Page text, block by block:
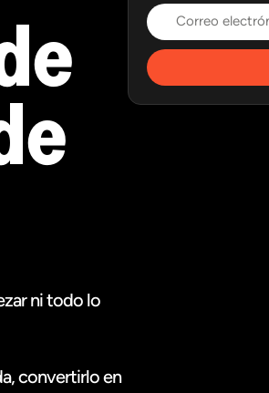
ni todo lo
convertirlo en